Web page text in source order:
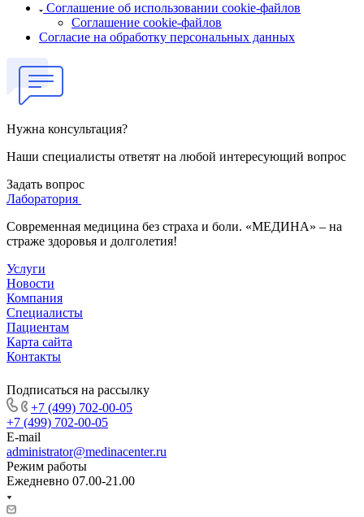
Соглашение об использовании cookie-файлов
Соглашение cookie-файлов
Согласие на обработку персональных данных
Нужна консультация?
Наши специалисты ответят на любой интересующий вопрос
Задать вопрос
Лаборатория
Современная медицина без страха и боли. «МЕДИНА» – на
страже здоровья и долголетия!
Услуги
Новости
Компания
Специалисты
Пациентам
Карта сайта
Контакты
Подписаться на рассылку
+7 (499) 702-00-05
+7 (499) 702-00-05
E-mail
administrator@medinacenter.ru
Режим работы
Ежедневно 07.00-21.00